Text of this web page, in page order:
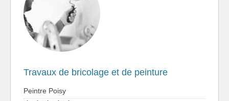
Travaux de bricolage et de peinture
Peintre Poisy